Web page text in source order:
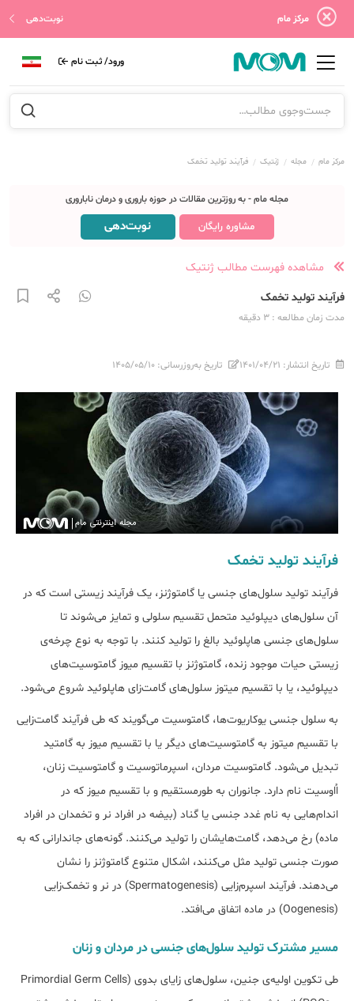
مرکز مام نوبت‌دهی
ورود/ ثبت نام
مرکز مام مجله ژنتیک فرآیند تولید تخمک
مجله مام - به روزترین مقالات در حوزه باروری و درمان ناباروری
مشاوره رایگان نوبت‌دهی
مشاهده فهرست مطالب ژنتیک
فرآیند تولید تخمک
مدت زمان مطالعه : 3 دقیقه
تاریخ انتشار: ۱۴۰۱/۰۴/۲۱ تاریخ به‌روزرسانی: ۱۴۰۵/۰۵/۱۰
فرآیند تولید تخمک
فرآیند تولید سلول‌های جنسی یا گامتوژنز، یک فرآیند زیستی است که در
آن سلول‌های دیپلوئید متحمل تقسیم سلولی و تمایز می‌شوند تا
سلول‌های جنسی هاپلوئید بالغ را تولید کنند. با توجه به نوع چرخه‌ی
زیستی حیات موجود زنده، گامتوژنز با تقسیم میوز گامتوسیت‌های
دیپلوئید، یا با تقسیم میتوز سلول‌های گامت‌زای هاپلوئید شروع می‌شود.
به سلول‌ جنسی یوکاریوت‌ها، گامتوسیت می‌گویند که طی فرآیند گامت‌زایی
با تقسیم میتوز به گامتوسیت‌های دیگر یا با تقسیم میوز به گامتید
تبدیل می‌شود. گامتوسیت مردان، اسپرماتوسیت و گامتوسیت زنان،
اُاوسیت نام دارد. جانوران به طورمستقیم و با تقسیم میوز که در
اندام‌هایی به نام غدد جنسی یا گناد (بیضه در افراد نر و تخمدان در افراد
ماده) رخ می‌دهد، گامت‌هایشان را تولید می‌کنند. گونه‌های جاندارانی که به
صورت جنسی تولید مثل می‌کنند، اشکال متنوع گامتوژنز را نشان
می‌دهند. فرآیند اسپرم‌زایی (Spermatogenesis) در نر و تخمک‌زایی
(Oogenesis) در ماده اتفاق می‌افتد.
مسیر مشترک تولید سلول‌های جنسی در مردان و زنان
طی تکوین اولیه‌ی جنین، سلول‌های زایای بدوی (Primordial Germ Cells